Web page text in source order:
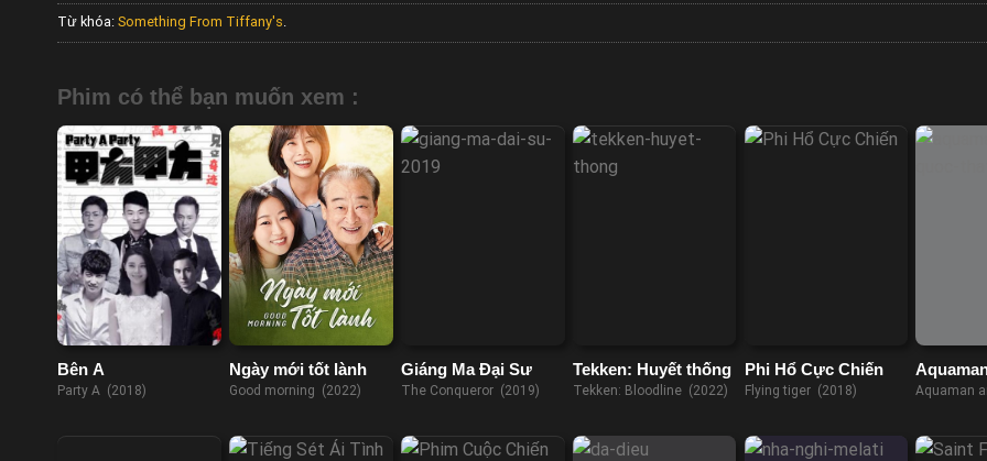
Từ khóa: Something From Tiffany's
Phim có thể bạn muốn xem :
Bên A
Party A (2018)
Ngày mới tốt lành
Good morning (2022)
Giáng Ma Đại Sư
The Conqueror (2019)
Tekken: Huyết thống
Tekken: Bloodline (2022)
Phi Hổ Cực Chiến
Flying tiger (2018)
Quốc
Aquaman